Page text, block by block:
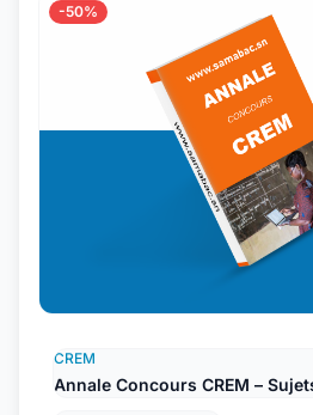
-50%
CREM
Annale Concours CREM –